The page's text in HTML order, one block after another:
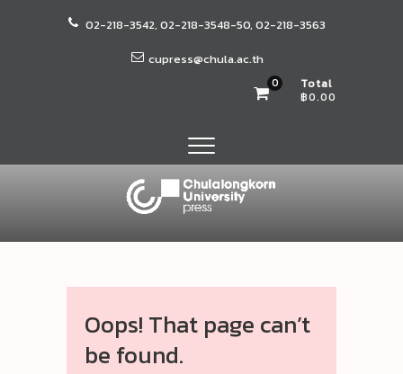
02-218-3542, 02-218-3548-50, 02-218-3563
cupress@chula.ac.th
0
Total
฿0.00
สำนักพิมพ์จุฬาฯ
หน่วยงานวิสาหกิจในกำกับของจุฬาลงกรณ์มหาวิทยาลัย
Oops! That page can’t
be found.